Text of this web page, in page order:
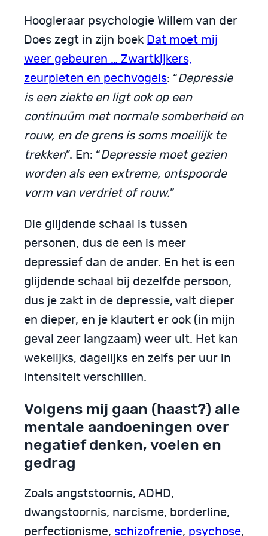
Hoogleraar psychologie Willem van der
Does zegt in zijn boek Dat moet mij
weer gebeuren … Zwartkijkers,
zeurpieten en pechvogels: “Depressie
is een ziekte en ligt ook op een
continuüm met normale somberheid en
rouw, en de grens is soms moeilijk te
trekken”. En: “Depressie moet gezien
worden als een extreme, ontspoorde
vorm van verdriet of rouw.”
Die glijdende schaal is tussen
personen, dus de een is meer
depressief dan de ander. En het is een
glijdende schaal bij dezelfde persoon,
dus je zakt in de depressie, valt dieper
en dieper, en je klautert er ook (in mijn
geval zeer langzaam) weer uit. Het kan
wekelijks, dagelijks en zelfs per uur in
intensiteit verschillen.
Volgens mij gaan (haast?) alle
mentale aandoeningen over
negatief denken, voelen en
gedrag
Zoals angststoornis, ADHD,
dwangstoornis, narcisme, borderline,
perfectionisme, schizofrenie, psychose,